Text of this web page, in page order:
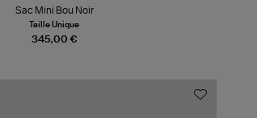
345,00 €
Sac Mini Bou Noir
Taille Unique